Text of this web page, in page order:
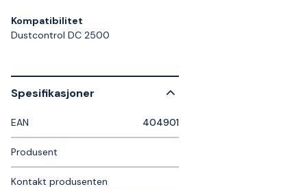
Kompatibilitet
Dustcontrol DC 2500
Spesifikasjoner
EAN 404901
Produsent
Kontakt produsenten